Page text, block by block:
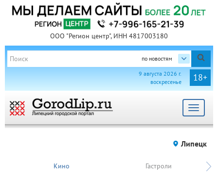
ООО "Регион центр", ИНН 4817003180
по новостям
18+
9 августа 2026 г.
воскресенье
Toggle
Липецк
Кино Гастроли